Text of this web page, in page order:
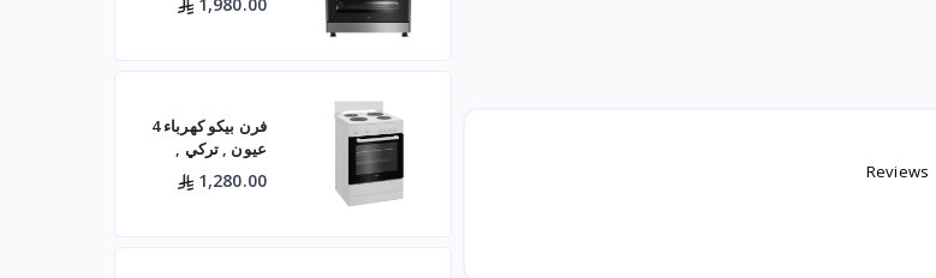
Reviews
GG15120FXNS
فرن بيكو كهرباء 4
عيون , تركي ,
60×60 باب زجاجي
– أبيض- FBS 66000
1,280.00